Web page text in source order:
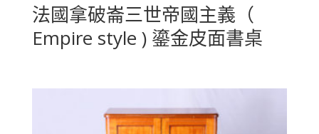
法國拿破崙三世帝國主義（
Empire style ) 鎏金皮面書桌